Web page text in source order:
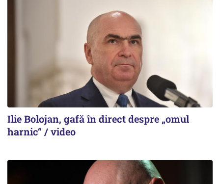
Ilie Bolojan, gafă în direct despre „omul
harnic“ / video